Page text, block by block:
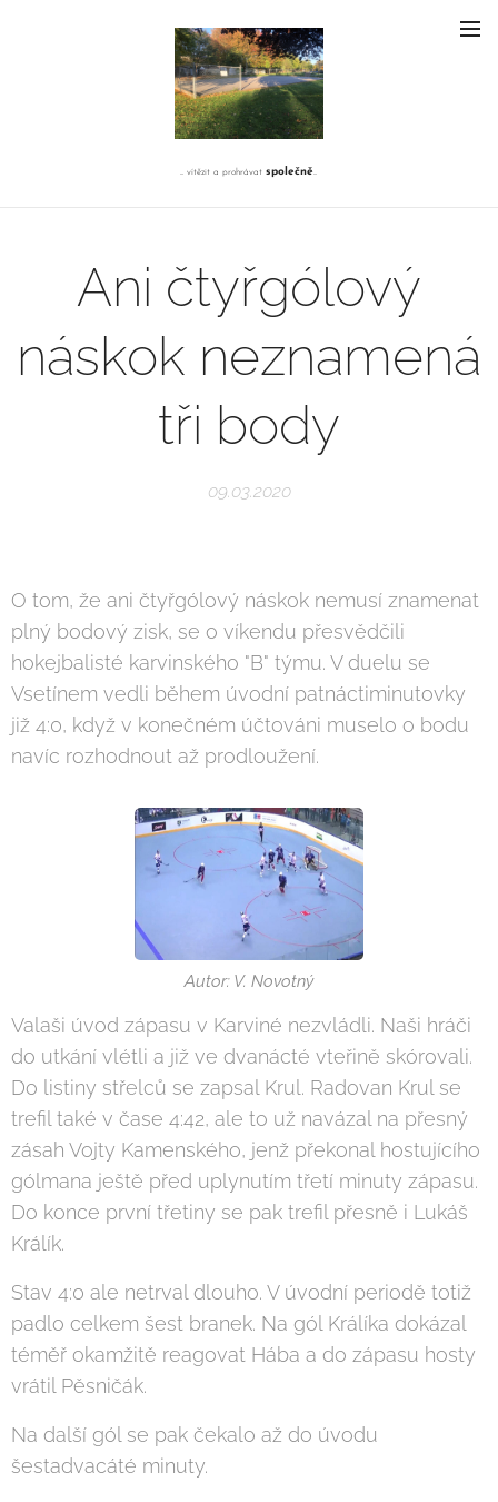
... vítězit a prohrávatspolečně...
Ani čtyřgólový
náskok neznamená
tři body
09.03.2020
O tom, že ani čtyřgólový náskok nemusí znamenat
plný bodový zisk, se o víkendu přesvědčili
hokejbalisté karvinského "B" týmu. V duelu se
Vsetínem vedli během úvodní patnáctiminutovky
již 4:0, když v konečném účtováni muselo o bodu
navíc rozhodnout až prodloužení.
Autor: V. Novotný
Valaši úvod zápasu v Karviné nezvládli. Naši hráči
do utkání vlétli a již ve dvanácté vteřině skórovali.
Do listiny střelců se zapsal Krul. Radovan Krul se
trefil také v čase 4:42, ale to už navázal na přesný
zásah Vojty Kamenského, jenž překonal hostujícího
gólmana ještě před uplynutím třetí minuty zápasu.
Do konce první třetiny se pak trefil přesně i Lukáš
Králík.
Stav 4:0 ale netrval dlouho. V úvodní periodě totiž
padlo celkem šest branek. Na gól Králíka dokázal
téměř okamžitě reagovat Hába a do zápasu hosty
vrátil Pěsničák.
Na další gól se pak čekalo až do úvodu
šestadvacáté minuty.